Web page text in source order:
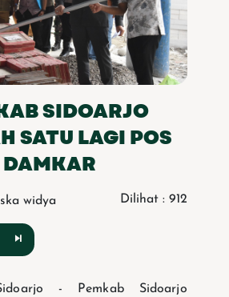
SIDOARJO
SATU LAGI POS
DAMKAR
widya Dilihat : 912
- Pemkab Sidoarjo